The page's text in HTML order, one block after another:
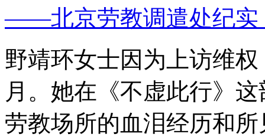
——北京劳教调遣处纪实
野靖环女士因为上访维
月。她在《不虚此行》
劳教场所的血泪经历和